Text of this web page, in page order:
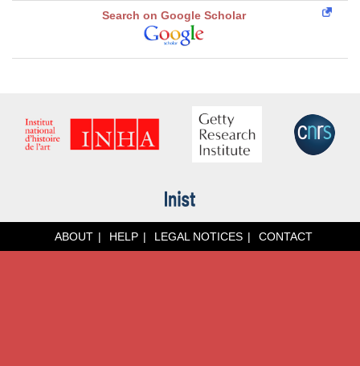
Search on Google Scholar
ABOUT HELP LEGAL NOTICES CONTACT